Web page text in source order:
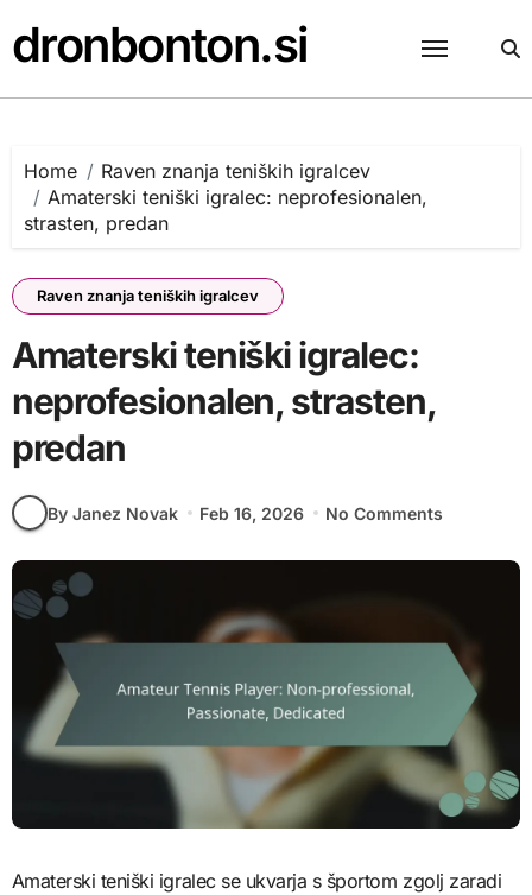
to
content
dronbonton.si
Home
Raven znanja teniških igralcev
Amaterski teniški igralec: neprofesionalen,
strasten, predan
Raven znanja teniških igralcev
Amaterski teniški igralec:
neprofesionalen, strasten,
predan
By Janez Novak Feb 16, 2026 No Comments
Amaterski teniški igralec se ukvarja s športom zgolj zaradi